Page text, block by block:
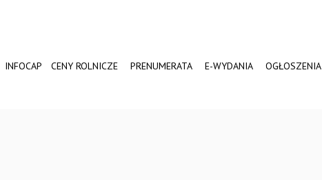
INFOCAP CENY ROLNICZE PRENUMERATA E-WYDANIA OGŁOSZENIA